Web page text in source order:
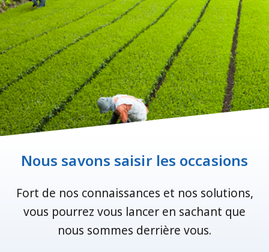
Nous savons saisir les occasions
Fort de nos connaissances et nos solutions,
vous pourrez vous lancer en sachant que
nous sommes derrière vous.